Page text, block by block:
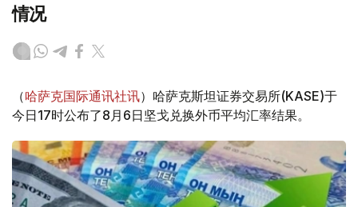
情况
（哈萨克国际通讯社讯）哈萨克斯坦证券交易所(KASE)于
今日17时公布了8月6日坚戈兑换外币平均汇率结果。